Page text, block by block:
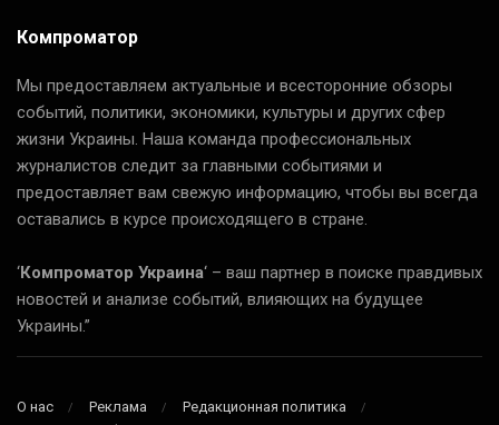
Компроматор
Мы предоставляем актуальные и всесторонние обзоры
событий, политики, экономики, культуры и других сфер
жизни Украины. Наша команда профессиональных
журналистов следит за главными событиями и
предоставляет вам свежую информацию, чтобы вы всегда
оставались в курсе происходящего в стране.
‘Компроматор Украина‘ – ваш партнер в поиске правдивых
новостей и анализе событий, влияющих на будущее
Украины.”
О нас Реклама
Редакционная политика